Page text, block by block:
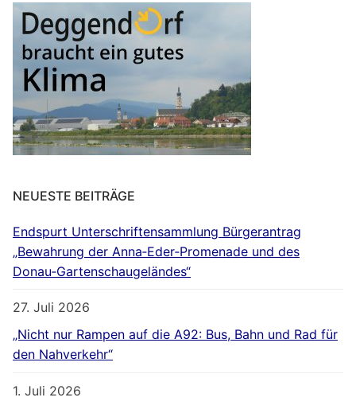
NEUESTE BEITRÄGE
Endspurt Unterschriftensammlung Bürgerantrag
„Bewahrung der Anna‐Eder‐Promenade und des
Donau‐Gartenschaugeländes“
27. Juli 2026
„Nicht nur Rampen auf die A92: Bus, Bahn und Rad für
den Nahverkehr“
1. Juli 2026